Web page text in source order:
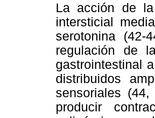
La acción de
intersticial
serotonina
regulación de
gastrointestinal
distribuidos
sensoriales
producir